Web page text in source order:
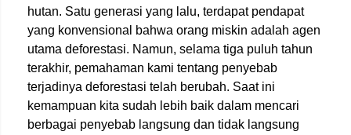
hutan. Satu generasi yang lalu, terdapat pendapat
yang konvensional bahwa orang miskin adalah agen
utama deforestasi. Namun, selama tiga puluh tahun
terakhir, pemahaman kami tentang penyebab
terjadinya deforestasi telah berubah. Saat ini
kemampuan kita sudah lebih baik dalam mencari
berbagai penyebab langsung dan tidak langsung